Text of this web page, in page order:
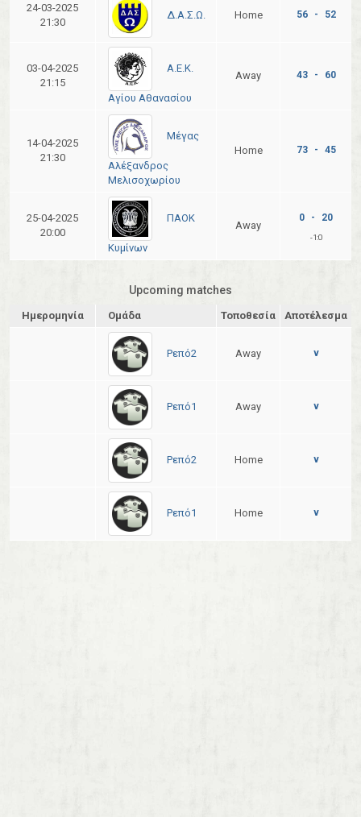
24-03-2025
21:30
Δ.Α.Σ.Ω. Home 56 - 52
03-04-2025
21:15
Α.Ε.Κ.
Αγίου Αθανασίου
Away 43 - 60
14-04-2025
21:30
Μέγας
Αλέξανδρος
Μελισοχωρίου
Home 73 - 45
25-04-2025
20:00
ΠΑΟΚ
Κυμίνων
Away
0 - 20
-1:0
Upcoming matches
Ημερομηνία Ομάδα Τοποθεσία Αποτέλεσμα
Ρεπό2 Away v
Ρεπό1 Away v
Ρεπό2 Home v
Ρεπό1 Home v